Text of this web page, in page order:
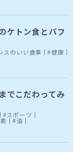
ケトン食とパフ
スのいい食事 #健康
でこだわってみ
#スポーツ
#油